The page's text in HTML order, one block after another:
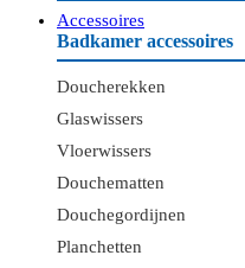
Accessoires
Badkamer accessoires
Doucherekken
Glaswissers
Vloerwissers
Douchematten
Douchegordijnen
Planchetten